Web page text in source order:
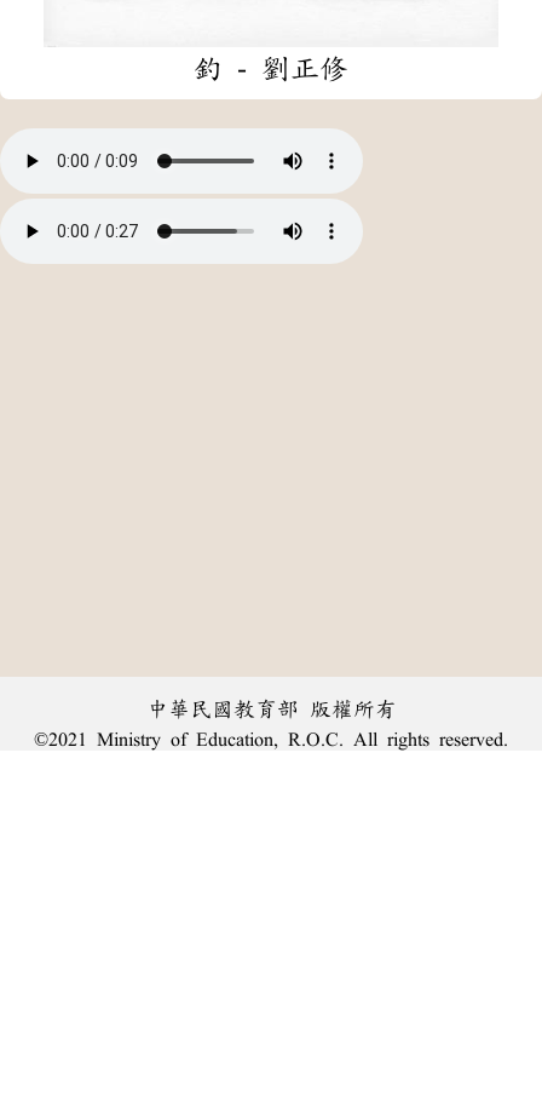
釣 - 劉正修
中華民國教育部 版權所有
©2021 Ministry of Education, R.O.C. All rights reserved.